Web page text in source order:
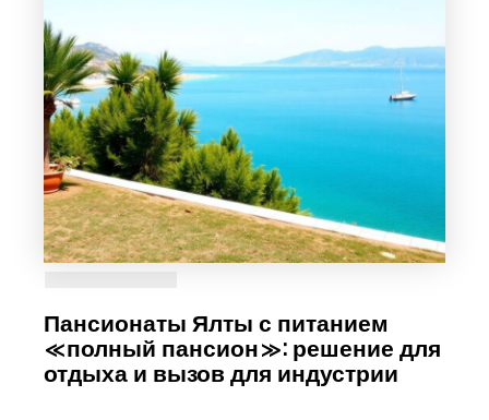
Пансионаты Ялты с питанием
«полный пансион»: решение для
отдыха и вызов для индустрии